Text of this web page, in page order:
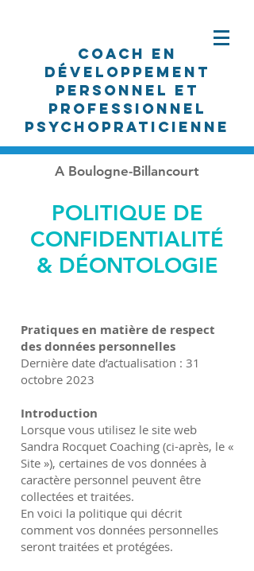
Coach en
développement
personnel et
professionnel
PSYCHOpraticienne
A Boulogne-Billancourt
POLITIQUE DE
CONFIDENTIALITÉ
& DÉONTOLOGIE
Pratiques en matière de respect
des données personnelles
Dernière date d’actualisation : 31
octobre 2023
Introduction
Lorsque vous utilisez le site web
Sandra Rocquet Coaching (ci-après, le «
Site »), certaines de vos données à
caractère personnel peuvent être
collectées et traitées.
En voici la politique qui décrit
comment vos données personnelles
seront traitées et protégées.